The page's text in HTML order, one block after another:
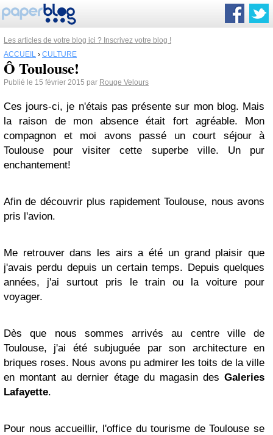
Les articles de votre blog ici ? Inscrivez votre blog !
ACCUEIL › CULTURE
Ô Toulouse!
Publié le 15 février 2015 par Rouge Velours
Ces jours-ci, je n'étais pas présente sur mon blog. Mais
la raison de mon absence était fort agréable. Mon
compagnon et moi avons passé un court séjour à
Toulouse pour visiter cette superbe ville. Un pur
enchantement!
Afin de découvrir plus rapidement Toulouse, nous avons
pris l'avion.
Me retrouver dans les airs a été un grand plaisir que
j'avais perdu depuis un certain temps. Depuis quelques
années, j'ai surtout pris le train ou la voiture pour
voyager.
Dès que nous sommes arrivés au centre ville de
Toulouse, j'ai été subjuguée par son architecture en
briques roses. Nous avons pu admirer les toits de la ville
en montant au dernier étage du magasin des Galeries
Lafayette.
Pour nous accueillir, l'office du tourisme de Toulouse se